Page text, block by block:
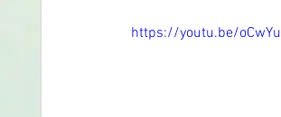
https://youtu.be/